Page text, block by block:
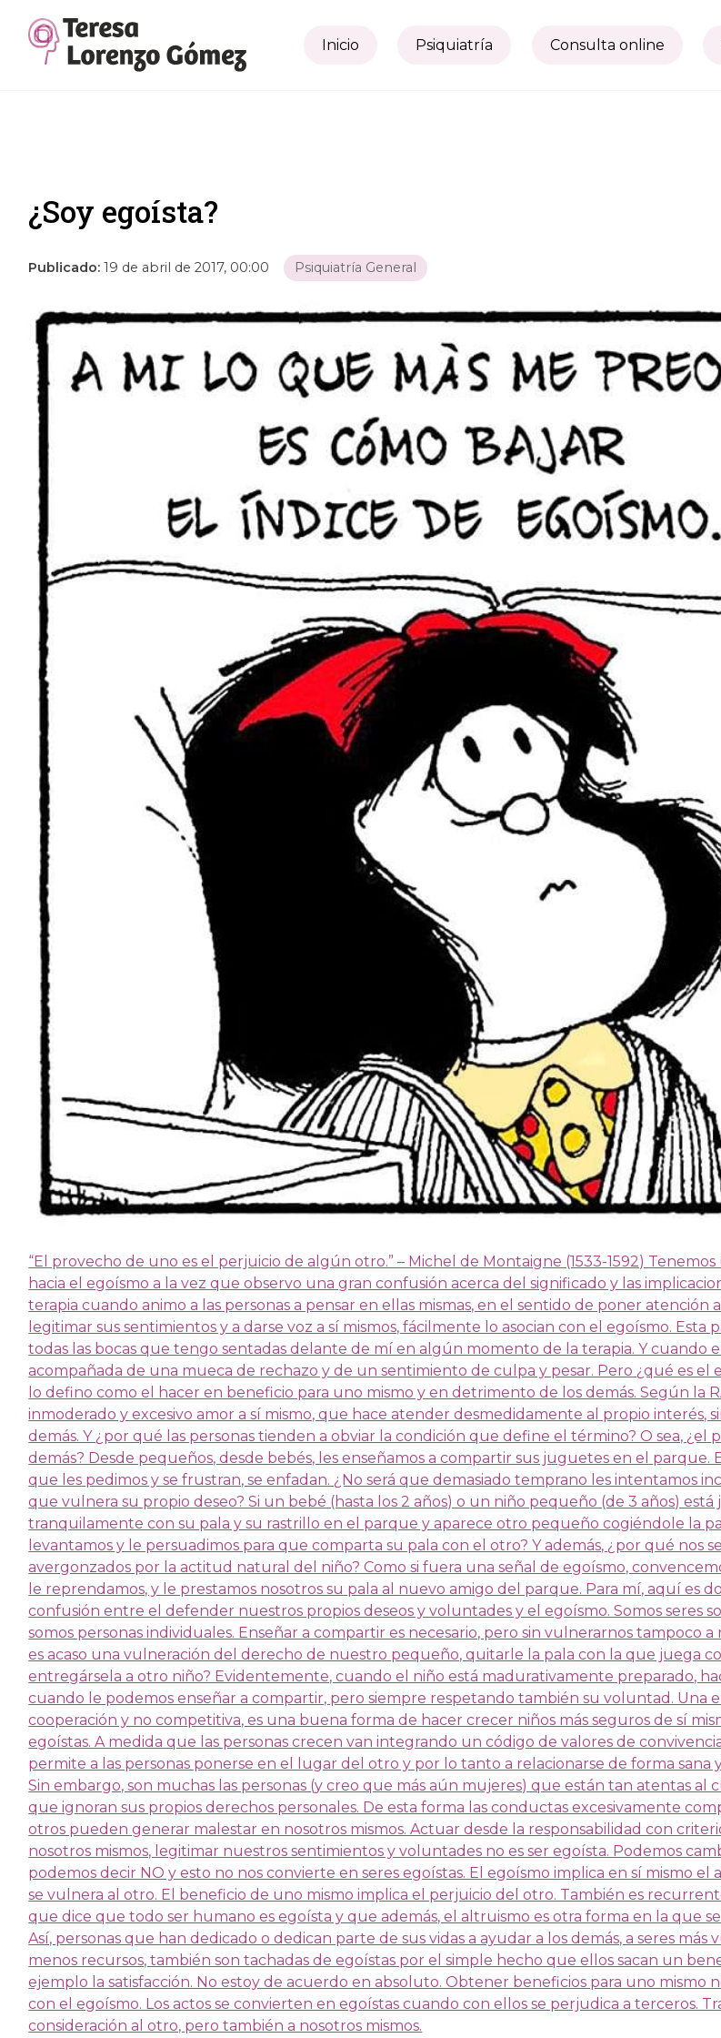
Inicio Psiquiatría Consulta online
¿Soy egoísta?
Publicado: 19 de abril de 2017, 00:00 Psiquiatría General
“El provecho de uno es el perjuicio de algún otro.” – Michel de Montaigne (1533-1592) Tenemos
hacia el egoísmo a la vez que observo una gran confusión acerca del significado y las
terapia cuando animo a las personas a pensar en ellas mismas, en el sentido de poner atención
legitimar sus sentimientos y a darse voz a sí mismos, fácilmente lo asocian con el egoísmo. Esta
todas las bocas que tengo sentadas delante de mí en algún momento de la terapia. Y cuando
acompañada de una mueca de rechazo y de un sentimiento de culpa y pesar. Pero ¿qué es el
lo defino como el hacer en beneficio para uno mismo y en detrimento de los demás. Según la
inmoderado y excesivo amor a sí mismo, que hace atender desmedidamente al propio interés,
demás. Y ¿por qué las personas tienden a obviar la condición que define el término? O sea, ¿el
demás? Desde pequeños, desde bebés, les enseñamos a compartir sus juguetes en el parque.
que les pedimos y se frustran, se enfadan. ¿No será que demasiado temprano les intentamos
que vulnera su propio deseo? Si un bebé (hasta los 2 años) o un niño pequeño (de 3 años) está
tranquilamente con su pala y su rastrillo en el parque y aparece otro pequeño cogiéndole la
levantamos y le persuadimos para que comparta su pala con el otro? Y además, ¿por qué nos
avergonzados por la actitud natural del niño? Como si fuera una señal de egoísmo,
le reprendamos, y le prestamos nosotros su pala al nuevo amigo del parque. Para mí, aquí es
confusión entre el defender nuestros propios deseos y voluntades y el egoísmo. Somos seres
somos personas individuales. Enseñar a compartir es necesario, pero sin vulnerarnos tampoco a
es acaso una vulneración del derecho de nuestro pequeño, quitarle la pala con la que juega
entregársela a otro niño? Evidentemente, cuando el niño está madurativamente preparado,
cuando le podemos enseñar a compartir, pero siempre respetando también su voluntad. Una
cooperación y no competitiva, es una buena forma de hacer crecer niños más seguros de sí
egoístas. A medida que las personas crecen van integrando un código de valores de
permite a las personas ponerse en el lugar del otro y por lo tanto a relacionarse de forma sana
Sin embargo, son muchas las personas (y creo que más aún mujeres) que están tan atentas al
que ignoran sus propios derechos personales. De esta forma las conductas excesivamente
otros pueden generar malestar en nosotros mismos. Actuar desde la responsabilidad con
nosotros mismos, legitimar nuestros sentimientos y voluntades no es ser egoísta. Podemos
podemos decir NO y esto no nos convierte en seres egoístas. El egoísmo implica en sí mismo
se vulnera al otro. El beneficio de uno mismo implica el perjuicio del otro. También es
que dice que todo ser humano es egoísta y que además, el altruismo es otra forma en la que
Así, personas que han dedicado o dedican parte de sus vidas a ayudar a los demás, a seres más
menos recursos, también son tachadas de egoístas por el simple hecho que ellos sacan un
ejemplo la satisfacción. No estoy de acuerdo en absoluto. Obtener beneficios para uno mismo
con el egoísmo. Los actos se convierten en egoístas cuando con ellos se perjudica a terceros.
consideración al otro, pero también a nosotros mismos.